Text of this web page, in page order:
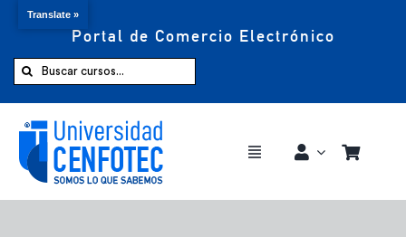
Portal de Comercio Electrónico
Buscar:
Toggle
Comprar ahora
Translate »